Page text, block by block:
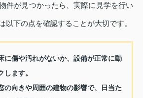
件が見つかったら、実際に見学を行い
以下の点を確認することが大切です。
に傷や汚れがないか、設備が正常に動
ます。
の向きや周囲の建物の影響で、日当た